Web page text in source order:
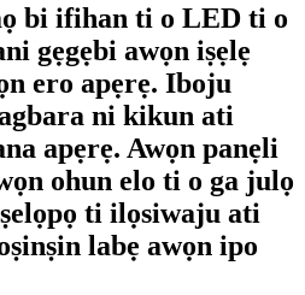
bi ifihan ti o LED ti o
gẹgẹbi awọn iṣẹlẹ
ero apẹrẹ. Iboju
ni kikun ati
apẹrẹ. Awọn panẹli
ohun elo ti o ga julọ
ti ilọsiwaju ati
labẹ awọn ipo